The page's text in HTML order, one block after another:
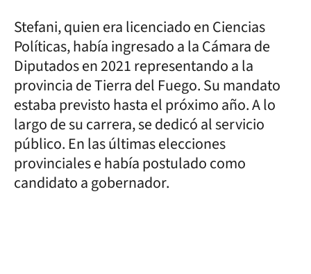
Stefani, quien era licenciado en Ciencias
Políticas, había ingresado a la Cámara de
Diputados en 2021 representando a la
provincia de Tierra del Fuego. Su mandato
estaba previsto hasta el próximo año. A lo
largo de su carrera, se dedicó al servicio
público. En las últimas elecciones
provinciales e había postulado como
candidato a gobernador.